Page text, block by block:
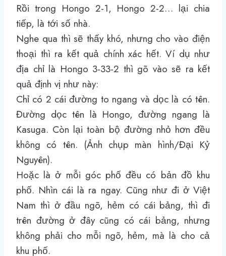
Rồi trong Hongo 2-1, Hongo 2-2… lại chia
tiếp, là tới số nhà.
Nghe qua thì sẽ thấy khó, nhưng cho vào điện
thoại thì ra kết quả chính xác hết. Ví dụ như
địa chỉ là Hongo 3-33-2 thì gõ vào sẽ ra kết
quả định vị như này:
Chỉ có 2 cái đường to ngang và dọc là có tên.
Đường dọc tên là Hongo, đường ngang là
Kasuga. Còn lại toàn bộ đường nhỏ hơn đều
không có tên. (Ảnh chụp màn hình/Đại Kỷ
Nguyên).
Hoặc là ở mỗi góc phố đều có bản đồ khu
phố. Nhìn cái là ra ngay. Cũng như đi ở Việt
Nam thì ở đầu ngõ, hẻm có cái bảng, thì đi
trên đường ở đây cũng có cái bảng, nhưng
không phải cho mỗi ngõ, hẻm, mà là cho cả
khu phố.